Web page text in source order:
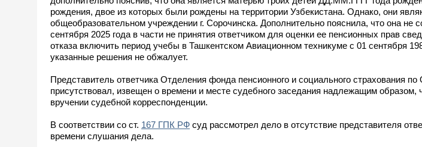
рождения, двое из которых были рождены на территории Узбекистана. Однако, они
общеобразовательном учреждении г. Сорочинска. Дополнительно пояснила, что она не
сентября 2025 года в части не принятия ответчиком для оценки ее пенсионных прав
отказа включить период учебы в Ташкентском Авиационном техникуме с 01 сентября
указанные решения не обжалует.
Представитель ответчика Отделения фонда пенсионного и социального страхования
присутствовал, извещен о времени и месте судебного заседания надлежащим
вручении судебной корреспонденции.
В соответствии со ст. 167 ГПК РФ суд рассмотрел дело в отсутствие представителя
времени слушания дела.